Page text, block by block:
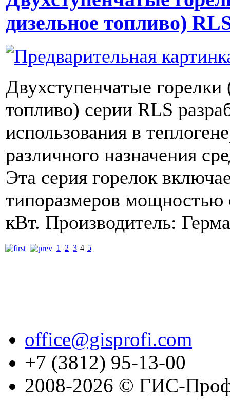
дизельное топливо)
Двухступенчатые горелки
топливо) серии RLS
использования в
различного назначения
Эта серия горелок
типоразмеров мощностью
кВт. Производитель:
1 2 3 4 5
office@gisprofi.com
+7 (3812) 95-13-00
2008-2026 © ГИС-